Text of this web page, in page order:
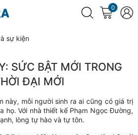
0
sự kiện
SỨC BẬT MỚI TRONG
ĐẠI MỚI
này, mỗi người sinh ra ai cũng có giá trị
họ. Với nhà thiết kế Phạm Ngọc Đường,
lòng tự hào và tự tôn.